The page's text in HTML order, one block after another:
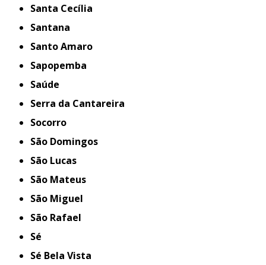
Santa Cecília
Santana
Santo Amaro
Sapopemba
Saúde
Serra da Cantareira
Socorro
São Domingos
São Lucas
São Mateus
São Miguel
São Rafael
Sé
Sé Bela Vista